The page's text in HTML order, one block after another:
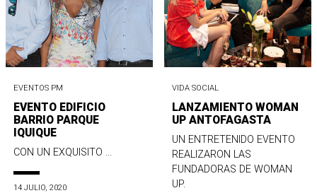
EVENTOS PM
EVENTO EDIFICIO
BARRIO PARQUE
IQUIQUE
CON UN EXQUISITO ...
14 JULIO, 2020
VIDA SOCIAL
LANZAMIENTO WOMAN
UP ANTOFAGASTA
UN ENTRETENIDO EVENTO
REALIZARON LAS
FUNDADORAS DE WOMAN
UP.